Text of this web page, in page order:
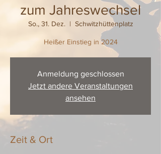
zum Jahreswechsel
So., 31. Dez.
  |
Schwitzhüttenplatz
Heißer Einstieg in 2024
Anmeldung geschlossen
Jetzt andere Veranstaltungen
ansehen
Zeit & Ort